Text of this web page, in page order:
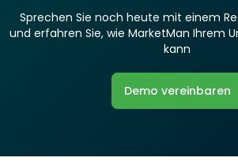
Sprechen Sie noch heute mit einem
und erfahren Sie, wie MarketMan Ihrem
kann
Demo vereinbaren